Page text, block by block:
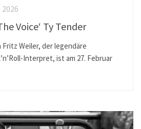
2026
Voice‘ Ty Tender
Weiler, der legendäre
Interpret, ist am 27. Februar